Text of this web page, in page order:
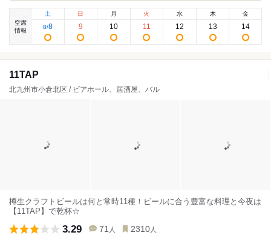
空席
情報
土
8/8
日
9
月
10
火
11
水
12
木
13
金
14
11TAP
北九州市小倉北区 / ビアホール、居酒屋、バル
樽生クラフトビールは何と常時11種！ビールに合う豊富な料理と今夜は
【11TAP】で乾杯☆
3.29 71 人 2310 人